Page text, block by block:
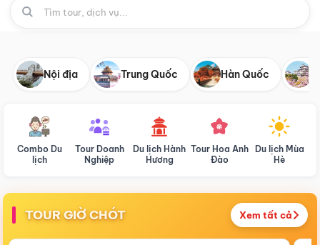
Nội địa Trung Quốc Hàn Quốc
Combo Du
lịch
Tour Doanh
Nghiệp
Du lịch Hành
Hương
Tour Hoa Anh
Đào
Du lịch Mùa
Hè
TOUR GIỜ CHÓT Xem tất cả
Điểm nổi bật